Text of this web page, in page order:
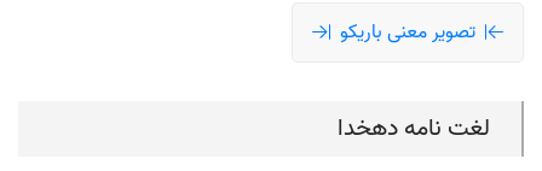
تصویر معنی باریکو
لغت نامه دهخدا